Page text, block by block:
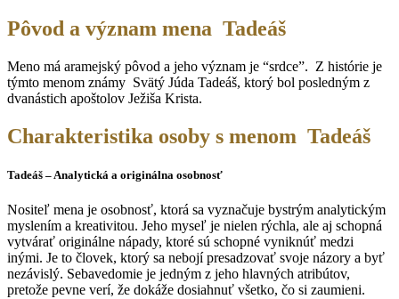
Pôvod a význam mena Tadeáš
Meno má aramejský pôvod a jeho význam je “srdce”. Z histórie je
týmto menom známy Svätý Júda Tadeáš, ktorý bol posledným z
dvanástich apoštolov Ježiša Krista.
Charakteristika osoby s menom Tadeáš
Tadeáš – Analytická a originálna osobnosť
Nositeľ mena je osobnosť, ktorá sa vyznačuje bystrým analytickým
myslením a kreativitou. Jeho myseľ je nielen rýchla, ale aj schopná
vytvárať originálne nápady, ktoré sú schopné vyniknúť medzi
inými. Je to človek, ktorý sa nebojí presadzovať svoje názory a byť
nezávislý. Sebavedomie je jedným z jeho hlavných atribútov,
pretože pevne verí, že dokáže dosiahnuť všetko, čo si zaumieni.